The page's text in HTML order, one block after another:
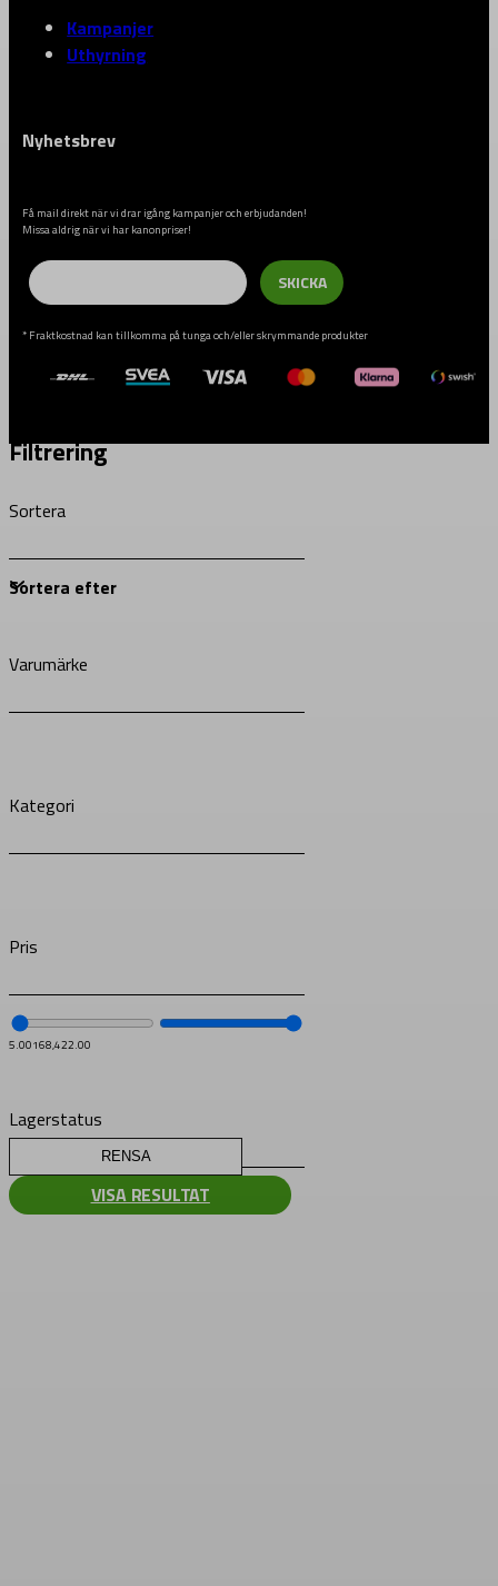
Kampanjer
Uthyrning
Nyhetsbrev
Få mail direkt när vi drar igång kampanjer och erbjudanden!
Missa aldrig när vi har kanonpriser!
Email
SKICKA
* Fraktkostnad kan tillkomma på tunga och/eller skrymmande produkter
Filtrering
Sortera
Varumärke
Kategori
Pris
5.00168,422.00
Lagerstatus
RENSA
VISA RESULTAT